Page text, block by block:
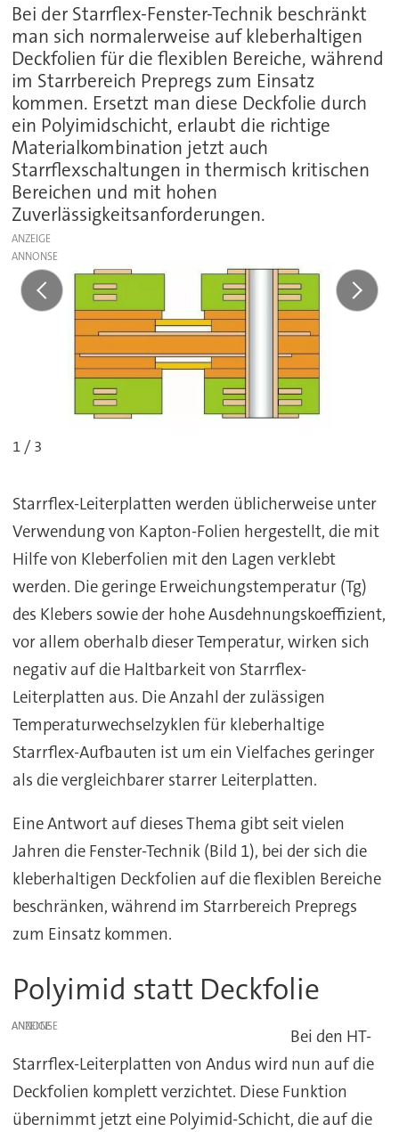
Bei der Starrflex-Fenster-Technik beschränkt
man sich normalerweise auf kleberhaltigen
Deckfolien für die flexiblen Bereiche, während
im Starrbereich Prepregs zum Einsatz
kommen. Ersetzt man diese Deckfolie durch
ein Polyimidschicht, erlaubt die richtige
Materialkombination jetzt auch
Starrflexschaltungen in thermisch kritischen
Bereichen und mit hohen
Zuverlässigkeitsanforderungen.
ANZEIGE
1 / 3
Starrflex-Leiterplatten werden üblicherweise unter
Verwendung von Kapton-Folien hergestellt, die mit
Hilfe von Kleberfolien mit den Lagen verklebt
werden. Die geringe Erweichungstemperatur (Tg)
des Klebers sowie der hohe Ausdehnungskoeffizient,
vor allem oberhalb dieser Temperatur, wirken sich
negativ auf die Haltbarkeit von Starrflex-
Leiterplatten aus. Die Anzahl der zulässigen
Temperaturwechselzyklen für kleberhaltige
Starrflex-Aufbauten ist um ein Vielfaches geringer
als die vergleichbarer starrer Leiterplatten.
Eine Antwort auf dieses Thema gibt seit vielen
Jahren die Fenster-Technik (Bild 1), bei der sich die
kleberhaltigen Deckfolien auf die flexiblen Bereiche
beschränken, während im Starrbereich Prepregs
zum Einsatz kommen.
Polyimid statt Deckfolie
ANZEIGE
Bei den HT-
Starrflex-Leiterplatten von Andus wird nun auf die
Deckfolien komplett verzichtet. Diese Funktion
übernimmt jetzt eine Polyimid-Schicht, die auf die